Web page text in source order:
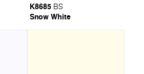
K8685 BS
Snow White